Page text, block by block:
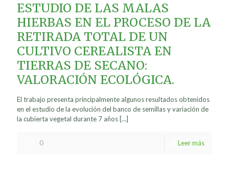
ESTUDIO DE LAS MALAS
HIERBAS EN EL PROCESO DE LA
RETIRADA TOTAL DE UN
CULTIVO CEREALISTA EN
TIERRAS DE SECANO:
VALORACIÓN ECOLÓGICA.
El trabajo presenta principalmente algunos resultados obtenidos
en el estudio de la evolución del banco de semillas y variación de
la cubierta vegetal durante 7 años […]
0 Leer más